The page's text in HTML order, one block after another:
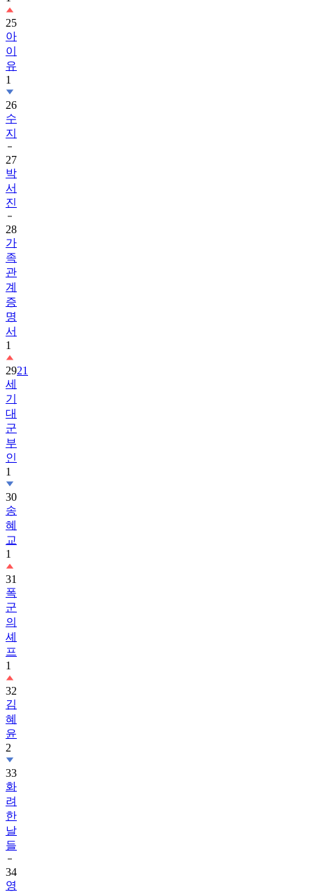
25
아
이
유
1
26
수
지
27
박
서
진
28
가
족
관
계
증
명
서
1
2921
세
기
대
군
부
인
1
30
송
혜
교
1
31
폭
군
의
셰
프
1
32
김
혜
윤
2
33
화
려
한
날
들
34
영